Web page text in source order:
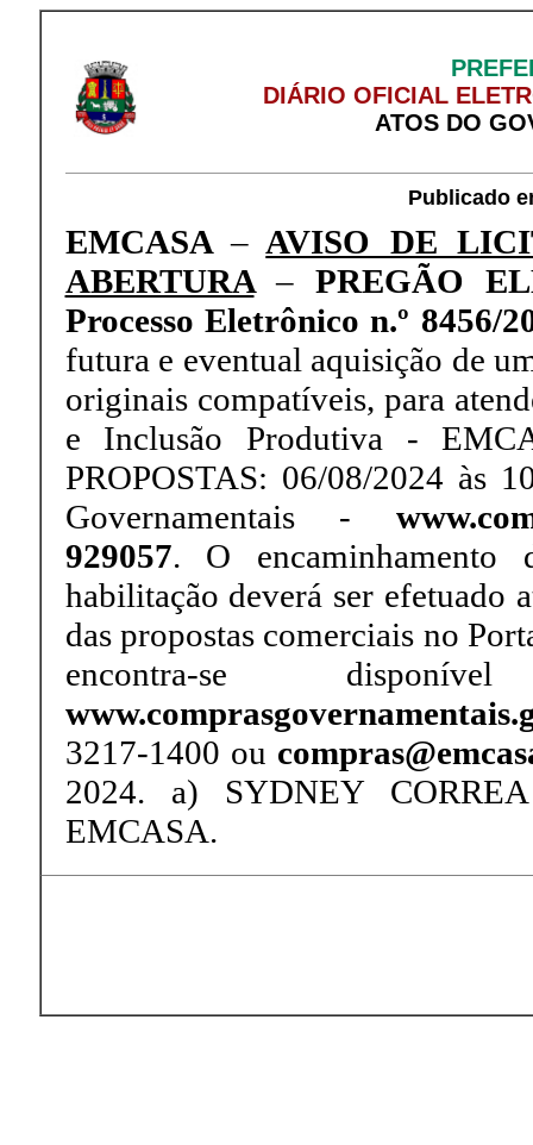
DIÁRIO OFICIAL
ATOS DO
Publicado
EMCASA– AVISO DE
ABERTURA –PREGÃO
Processo Eletrônico n.º 8456/
futura e eventual aquisição de
originais compatíveis, para
e Inclusão Produtiva -
PROPOSTAS: 06/08/2024 às
Governamentais -
929057. O encaminhamento
habilitação deverá ser efetuado
das propostas comerciais no
encontra-se
3217-1400 ou
2024. a) SYDNEY
EMCASA.